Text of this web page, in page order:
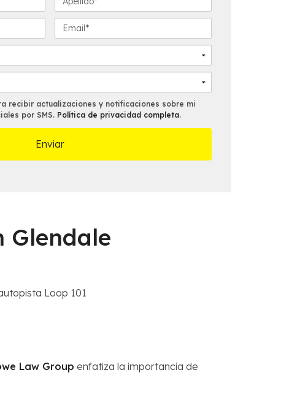
p
e
l
d
m
a
l
recibir actualizaciones y notificaciones sobre mi
por SMS. Política de privacidad completa.
Glendale
Loop 101
Law Group enfatiza la importancia de